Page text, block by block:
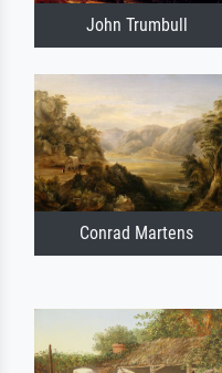
John Trumbull
Conrad Martens